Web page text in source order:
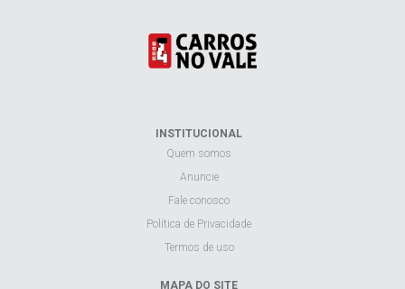
INSTITUCIONAL
Quem somos
Anuncie
Fale conosco
Política de Privacidade
Termos de uso
MAPA DO SITE